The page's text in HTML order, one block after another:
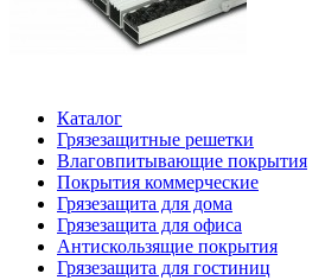
Каталог
Грязезащитные решетки
Влаговпитывающие покрытия
Покрытия коммерческие
Грязезащита для дома
Грязезащита для офиса
Антискользящие покрытия
Грязезащита для гостиниц